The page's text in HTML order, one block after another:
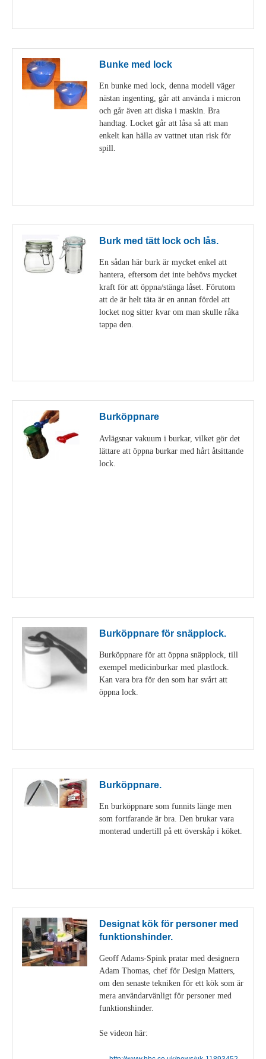
Bunke med lock
En bunke med lock, denna modell väger
nästan ingenting, går att använda i micron
och går även att diska i maskin. Bra
handtag. Locket går att låsa så att man
enkelt kan hälla av vattnet utan risk för
spill.
Burk med tätt lock och lås.
En sådan här burk är mycket enkel att
hantera, eftersom det inte behövs mycket
kraft för att öppna/stänga låset. Förutom
att de är helt täta är en annan fördel att
locket nog sitter kvar om man skulle råka
tappa den.
Burköppnare
Avlägsnar vakuum i burkar, vilket gör det
lättare att öppna burkar med hårt åtsittande
lock.
Burköppnare för snäpplock.
Burköppnare för att öppna snäpplock, till
exempel medicinburkar med plastlock.
Kan vara bra för den som har svårt att
öppna lock.
Burköppnare.
En burköppnare som funnits länge men
som fortfarande är bra. Den brukar vara
monterad undertill på ett överskåp i köket.
Designat kök för personer med
funktionshinder.
Geoff Adams-Spink pratar med designern
Adam Thomas, chef för Design Matters,
om den senaste tekniken för ett kök som är
mera användarvänligt för personer med
funktionshinder.
Se videon här: